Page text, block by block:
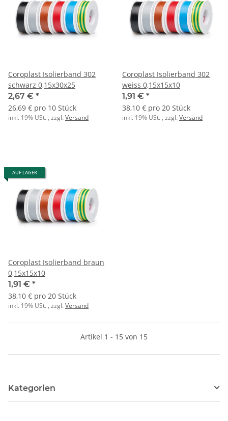
Coroplast Isolierband 302
schwarz 0,15x30x25
2,67 € *
26,69 € pro 10 Stück
inkl. 19% USt. , zzgl.Versand
Coroplast Isolierband 302
weiss 0,15x15x10
1,91 € *
38,10 € pro 20 Stück
inkl. 19% USt. , zzgl.Versand
AUF LAGER
Coroplast Isolierband braun
0,15x15x10
1,91 € *
38,10 € pro 20 Stück
inkl. 19% USt. , zzgl.Versand
Artikel 1 - 15 von 15
Kategorien